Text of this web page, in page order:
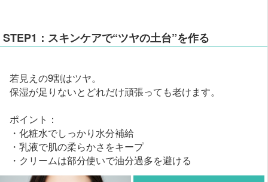
STEP1：スキンケアで“ツヤの土台”を作る
若見えの9割はツヤ。
保湿が足りないとどれだけ頑張っても老けます。
ポイント：
・化粧水でしっかり水分補給
・乳液で肌の柔らかさをキープ
・クリームは部分使いで油分過多を避ける